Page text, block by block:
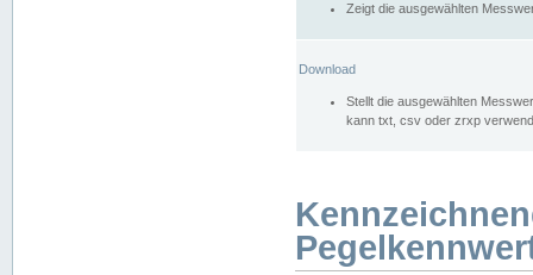
Zeigt die ausgewählten
Download
Stellt die ausgewählten
kann txt, csv oder zrxp